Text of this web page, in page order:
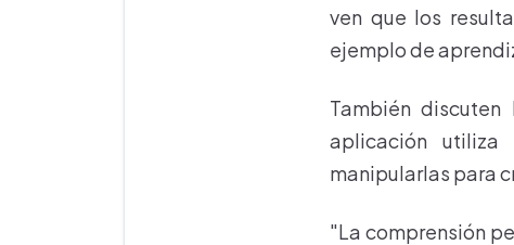
ven que los
ejemplo de
También
aplicación
manipularlas para
"La comprensión